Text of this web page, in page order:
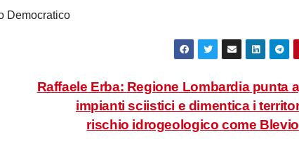
Democratico
Raffaele Erba: Regione Lombardia punta
impianti sciistici e dimentica i
rischio idrogeologico come